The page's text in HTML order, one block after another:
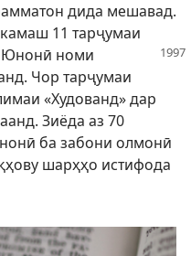
дида мешавад.
11 тарҷумаи
Юнонӣ номи
Чор тарҷумаи
«Худованд» дар
Зиёда аз 70
ба забони олмонӣ
шарҳҳо истифода